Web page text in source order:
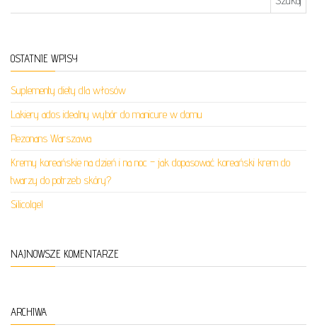
OSTATNIE WPISY
Suplementy diety dla włosów
Lakiery ados idealny wybór do manicure w domu
Rezonans Warszawa
Kremy koreańskie na dzień i na noc – jak dopasować koreański krem do
twarzy do potrzeb skóry?
Silicolgel
NAJNOWSZE KOMENTARZE
ARCHIWA